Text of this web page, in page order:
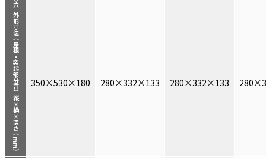
外形寸法（屋根・突起部分含）縦×横×深さ（mm） 350×530×180 280×332×133 280×332×133